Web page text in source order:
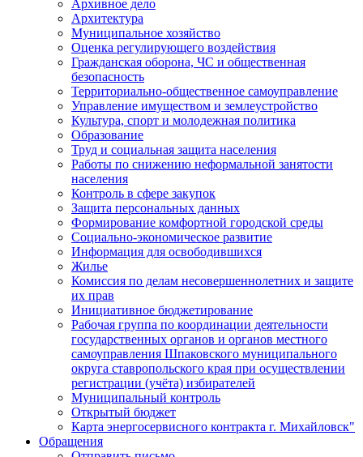
Архивное дело
Архитектура
Муниципальное хозяйство
Оценка регулирующего воздействия
Гражданская оборона, ЧС и общественная
безопасность
Территориально-общественное самоуправление
Управление имуществом и землеустройство
Культура, спорт и молодежная политика
Образование
Труд и социальная защита населения
Работы по снижению неформальной занятости
населения
Контроль в сфере закупок
Защита персональных данных
Формирование комфортной городской среды
Социально-экономическое развитие
Информация для освободившихся
Жилье
Комиссия по делам несовершеннолетних и защите
их прав
Инициативное бюджетирование
Рабочая группа по координации деятельности
государственных органов и органов местного
самоуправления Шпаковского муниципального
округа ставропольского края при осуществлении
регистрации (учёта) избирателей
Муниципальный контроль
Открытый бюджет
Карта энергосервисного контракта г. Михайловск"
Обращения